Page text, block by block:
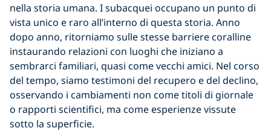
nella storia umana. I subacquei occupano un punto di
vista unico e raro all’interno di questa storia. Anno
dopo anno, ritorniamo sulle stesse barriere coralline
instaurando relazioni con luoghi che iniziano a
sembrarci familiari, quasi come vecchi amici. Nel corso
del tempo, siamo testimoni del recupero e del declino,
osservando i cambiamenti non come titoli di giornale
o rapporti scientifici, ma come esperienze vissute
sotto la superficie.